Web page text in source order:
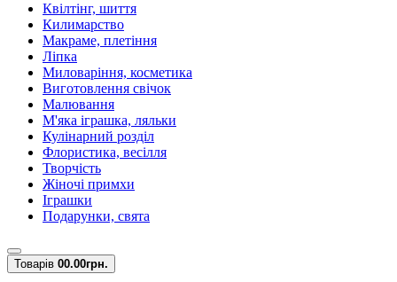
Квілтінг, шиття
Килимарство
Макраме, плетіння
Ліпка
Миловаріння, косметика
Виготовлення свічок
Малювання
М'яка іграшка, ляльки
Кулінарний розділ
Флористика, весілля
Творчість
Жіночі примхи
Іграшки
Подарунки, свята
Товарів 00.00грн.